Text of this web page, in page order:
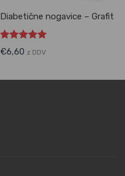
Diabetične nogavice – Grafit
Ocenjeno
5.00od 5
€6,60 z DDV